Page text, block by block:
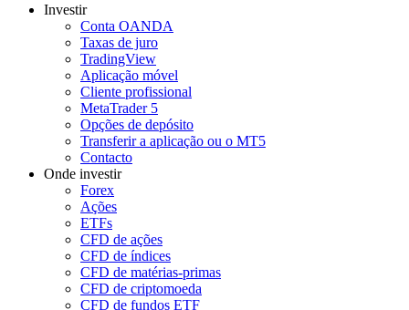
Investir
Conta OANDA
Taxas de juro
TradingView
Aplicação móvel
Cliente profissional
MetaTrader 5
Opções de depósito
Transferir a aplicação ou o MT5
Contacto
Onde investir
Forex
Ações
ETFs
CFD de ações
CFD de índices
CFD de matérias-primas
CFD de criptomoeda
CFD de fundos ETF